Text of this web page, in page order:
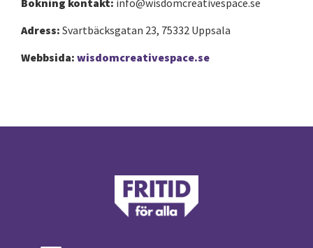
Bokning kontakt: info@wisdomcreativespace.se
Adress: Svartbäcksgatan 23, 75332 Uppsala
Webbsida: wisdomcreativespace.se